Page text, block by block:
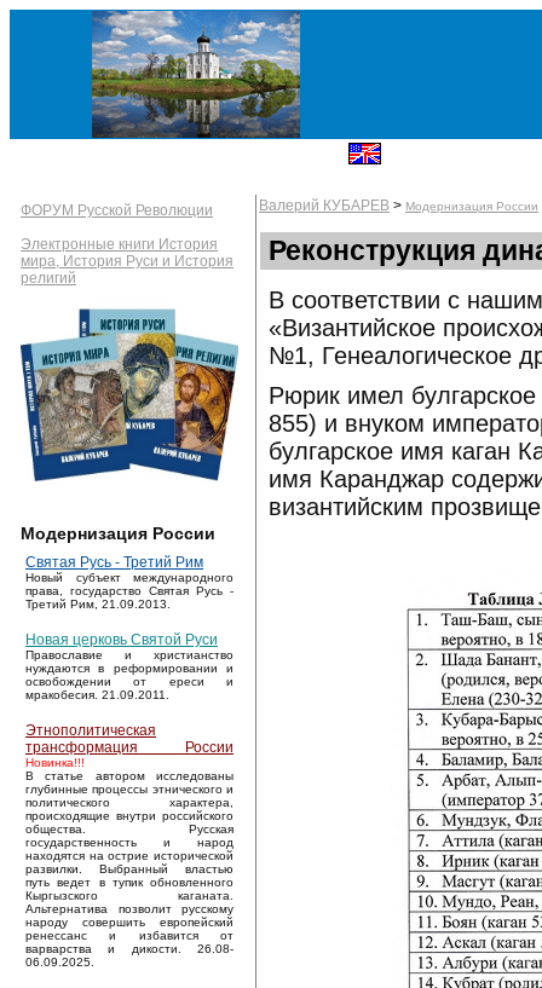
ФОРУМ Русской Революции
Электронные книги История
мира, История Руси и История
религий
Модернизация России
Святая Русь - Третий Рим
Новый субъект международного
права, государство Святая Русь -
Третий Рим, 21.09.2013.
Новая церковь Святой Руси
Православие и христианство
нуждаются в реформировании и
освобождении от ереси и
мракобесия. 21.09.2011.
Этнополитическая
трансформация России
Новинка!!!
В статье автором исследованы
глубинные процессы этнического и
политического характера,
происходящие внутри российского
общества. Русская
государственность и народ
находятся на острие исторической
развилки. Выбранный властью
путь ведет в тупик обновленного
Кыргызского каганата.
Альтернатива позволит русскому
народу совершить европейский
ренессанс и избавится от
варварства и дикости. 26.08-
06.09.2025.
Валерий КУБАРЕВ > Модернизация России
Реконструкция
В соответствии с
«Византийское
№1, Генеалогическое
Рюрик имел
855) и внуком
булгарское имя каган
имя Каранджар
византийским